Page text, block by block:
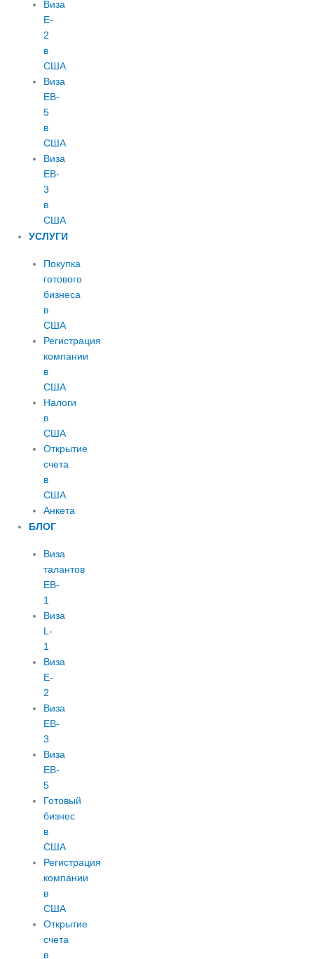
Виза
E-
2
в
США
Виза
EB-
5
в
США
Виза
EB-
3
в
США
УСЛУГИ
Покупка
готового
бизнеса
в
США
Регистрация
компании
в
США
Налоги
в
США
Открытие
счета
в
США
Анкета
БЛОГ
Виза
талантов
EB-
1
Виза
L-
1
Виза
E-
2
Виза
EB-
3
Виза
EB-
5
Готовый
бизнес
в
США
Регистрация
компании
в
США
Открытие
счета
в